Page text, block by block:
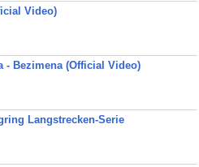
Video)
- Bezimena (Official Video)
Langstrecken-Serie